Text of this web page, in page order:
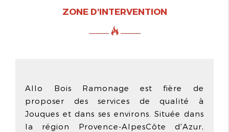
ZONE D'INTERVENTION
Allo Bois Ramonage est fière de
proposer des services de qualité à
Jouques et dans ses environs. Située dans
la région Provence-AlpesCôte d'Azur,